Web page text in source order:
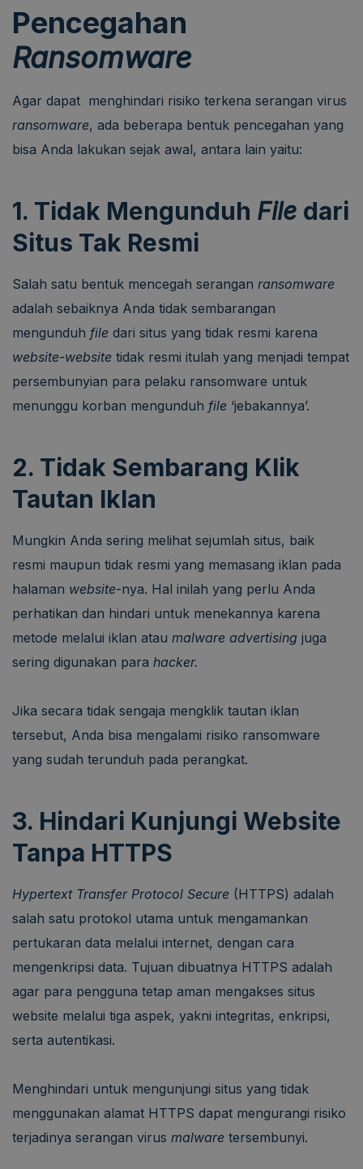
Pencegahan
Ransomware
Agar dapat menghindari risiko terkena serangan virus
ransomware, ada beberapa bentuk pencegahan yang
bisa Anda lakukan sejak awal, antara lain yaitu:
1. Tidak Mengunduh File dari
Situs Tak Resmi
Salah satu bentuk mencegah serangan ransomware
adalah sebaiknya Anda tidak sembarangan
mengunduh file dari situs yang tidak resmi karena
website-website tidak resmi itulah yang menjadi tempat
persembunyian para pelaku ransomware untuk
menunggu korban mengunduh file ‘jebakannya’.
2. Tidak Sembarang Klik
Tautan Iklan
Mungkin Anda sering melihat sejumlah situs, baik
resmi maupun tidak resmi yang memasang iklan pada
halaman website-nya. Hal inilah yang perlu Anda
perhatikan dan hindari untuk menekannya karena
metode melalui iklan atau malware advertising juga
sering digunakan para hacker.
Jika secara tidak sengaja mengklik tautan iklan
tersebut, Anda bisa mengalami risiko ransomware
yang sudah terunduh pada perangkat.
3. Hindari Kunjungi Website
Tanpa HTTPS
Hypertext Transfer Protocol Secure (HTTPS) adalah
salah satu protokol utama untuk mengamankan
pertukaran data melalui internet, dengan cara
mengenkripsi data. Tujuan dibuatnya HTTPS adalah
agar para pengguna tetap aman mengakses situs
website melalui tiga aspek, yakni integritas, enkripsi,
serta autentikasi.
Menghindari untuk mengunjungi situs yang tidak
menggunakan alamat HTTPS dapat mengurangi risiko
terjadinya serangan virus malware tersembunyi.